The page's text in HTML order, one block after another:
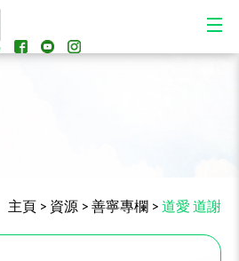
主頁 > 資源 > 善寧專欄 > 道愛 道謝